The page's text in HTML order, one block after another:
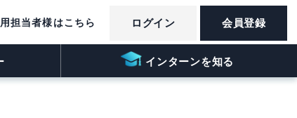
インターンを知る
担当者様はこちら ログイン 会員登録